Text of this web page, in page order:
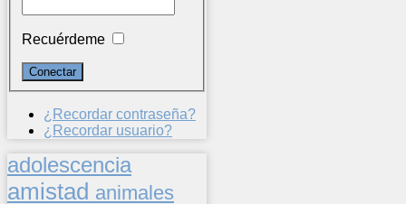
Recuérdeme
¿Recordar contraseña?
¿Recordar usuario?
adolescencia
amistad animales